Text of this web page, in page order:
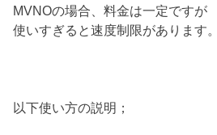
MVNOの場合、料金は一定ですが
使いすぎると速度制限があります。
以下使い方の説明；